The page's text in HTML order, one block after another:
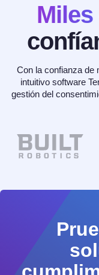
Con la confianza de
intuitivo software
gestión del